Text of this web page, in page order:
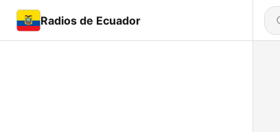
Radios de Ecuador